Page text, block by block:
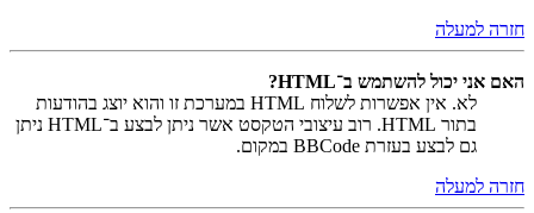
חזרה למעלה
האם אני יכול להשתמש ב־HTML?
לא. אין אפשרות לשלוח HTML במערכת זו והוא יוצג בהודעות
בתור HTML. רוב עיצובי הטקסט אשר ניתן לבצע ב־HTML ניתן
גם לבצע בעזרת BBCode במקום.
חזרה למעלה